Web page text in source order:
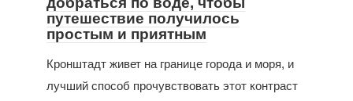
путешествие получилось
простым и приятным
Кронштадт живет на границе города и моря, и
лучший способ прочувствовать этот контраст